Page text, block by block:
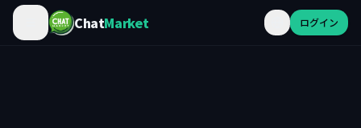
ChatMarket ログイン